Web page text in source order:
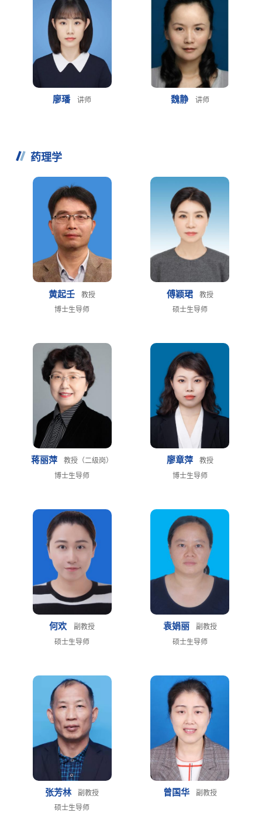
廖璠 讲师 魏静 讲师
药理学
黄起壬
教授
博士生导师
傅颖珺
教授
硕士生导师
蒋丽萍
教授（二级岗）
博士生导师
廖章萍
教授
博士生导师
何欢
副教授
硕士生导师
袁娟丽
副教授
硕士生导师
张芳林
副教授
硕士生导师
曾国华 副教授